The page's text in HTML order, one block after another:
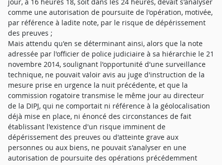
comme une autorisation de poursuite de l'opération, motivée,
par référence à ladite note, par le risque de dépérissement
des preuves ;
Mais attendu qu'en se déterminant ainsi, alors que la note
adressée par l'officier de police judiciaire à sa hiérarchie le 21
novembre 2014, soulignant l'opportunité d'une surveillance
technique, ne pouvait valoir avis au juge d'instruction de la
mesure prise en urgence la nuit précédente, et que la
commission rogatoire transmise le même jour au directeur
de la DIPJ, qui ne comportait ni référence à la géolocalisation
déjà mise en place, ni énoncé des circonstances de fait
établissant l'existence d'un risque imminent de
dépérissement des preuves ou d'atteinte grave aux
personnes ou aux biens, ne pouvait s'analyser en une
autorisation de poursuite des opérations précédemment